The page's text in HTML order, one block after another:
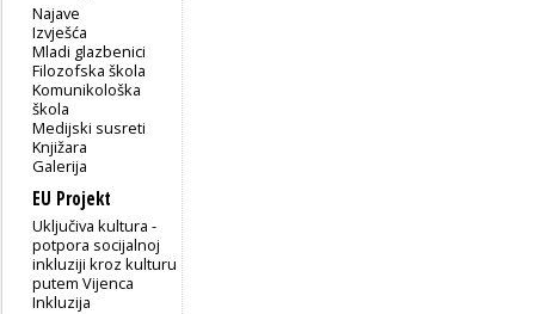
Najave
Izvješća
Mladi glazbenici
Filozofska škola
Komunikološka
škola
Medijski susreti
Knjižara
Galerija
EU Projekt
Uključiva kultura -
potpora socijalnoj
inkluziji kroz kulturu
putem Vijenca
Inkluzija